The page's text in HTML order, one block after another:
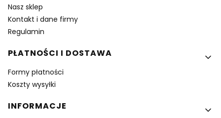
Nasz sklep
Kontakt i dane firmy
Regulamin
PŁATNOŚCI I DOSTAWA
Formy płatności
Koszty wysyłki
INFORMACJE